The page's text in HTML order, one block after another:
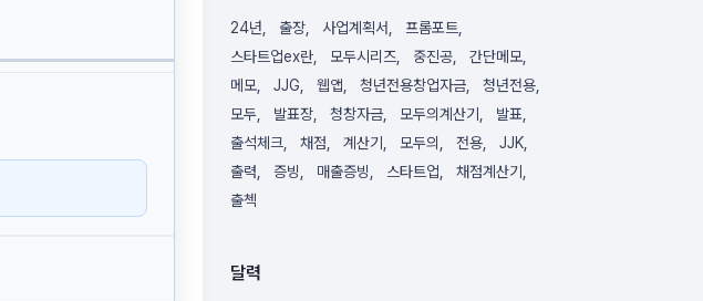
24년 출장 사업계획서
프롬포트
스타트업ex란
모두시리즈 중진공
간단메모
메모
JJG 웹앱 청년전용창업자금
청년전용
모두
발표장 청창자금 모두의계산기
발표
출석체크
채점 계산기 모두의 전용
JJK
출력
증빙 매출증빙 스타트업
채점계산기
출첵
달력